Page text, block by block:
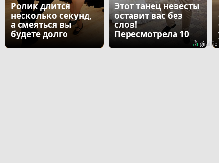
Ролик длится
несколько секунд,
а смеяться вы
будете долго
Этот танец невесты
оставит вас без
слов!
Пересмотрела 10